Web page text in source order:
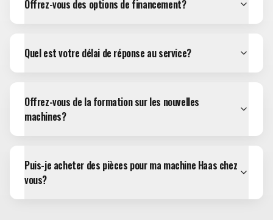
Offrez-vous des options de financement?
Quel est votre délai de réponse au service?
Offrez-vous de la formation sur les nouvelles
machines?
Puis-je acheter des pièces pour ma machine Haas chez
vous?